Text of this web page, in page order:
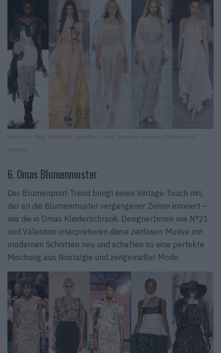
Von links: Yohji Yamamoto, Valentino, Chloé, Ermanno Screvino, Philosophy Di
Lorenzo
6. Omas Blumenmuster
Der Blumenprint-Trend bringt einen Vintage-Touch mit,
der an die Blumenmuster vergangener Zeiten erinnert –
wie die in Omas Kleiderschrank. DesignerInnen wie N°21
und Valentino interpretieren diese zeitlosen Motive mit
modernen Schnitten neu und schaffen so eine perfekte
Mischung aus Nostalgie und zeitgemäßer Mode.